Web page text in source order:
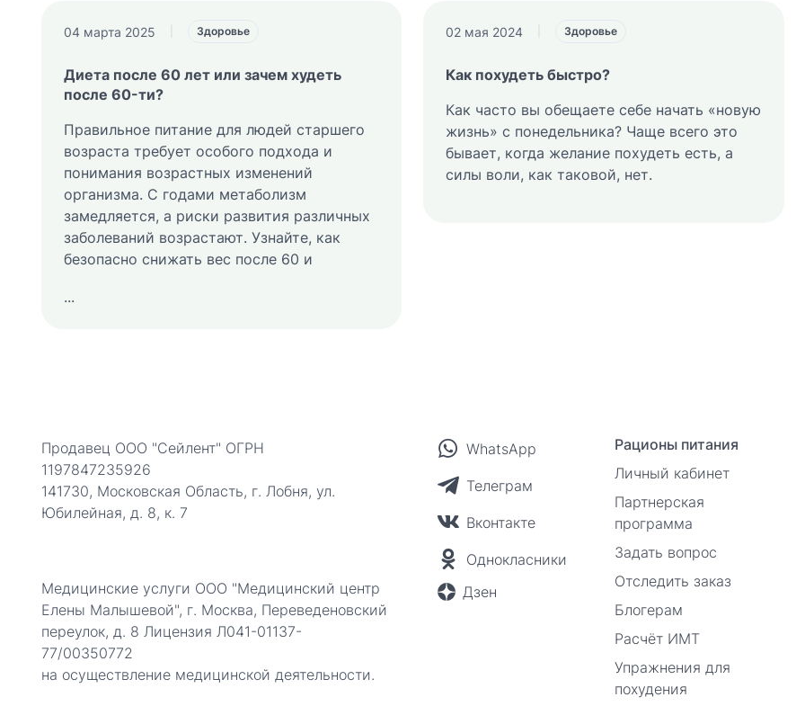
04 марта 2025 Здоровье
Диета после 60 лет или зачем худеть
после 60-ти?
Правильное питание для людей старшего
возраста требует особого подхода и
понимания возрастных изменений
организма. С годами метаболизм
замедляется, а риски развития различных
заболеваний возрастают. Узнайте, как
безопасно снижать вес после 60 и
...
02 мая 2024 Здоровье
Как похудеть быстро?
Как часто вы обещаете себе начать «новую
жизнь» с понедельника? Чаще всего это
бывает, когда желание похудеть есть, а
силы воли, как таковой, нет.
Продавец ООО "Сейлент" ОГРН
1197847235926
141730, Московская Область, г. Лобня, ул.
Юбилейная, д. 8, к. 7
Медицинские услуги ООО "Медицинский центр
Елены Малышевой", г. Москва, Переведеновский
переулок, д. 8 Лицензия Л041-01137-
77/00350772
на осуществление медицинской деятельности.
WhatsApp
Телеграм
Вконтакте
Однокласники
Дзен
Рационы питания
Личный кабинет
Партнерская
программа
Задать вопрос
Отследить заказ
Блогерам
Расчёт ИМТ
Упражнения для
похудения